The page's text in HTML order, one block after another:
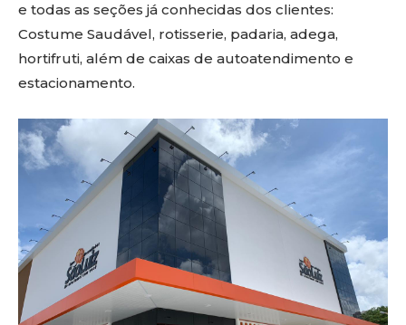
e todas as seções já conhecidas dos clientes:
Costume Saudável, rotisserie, padaria, adega,
hortifruti, além de caixas de autoatendimento e
estacionamento.